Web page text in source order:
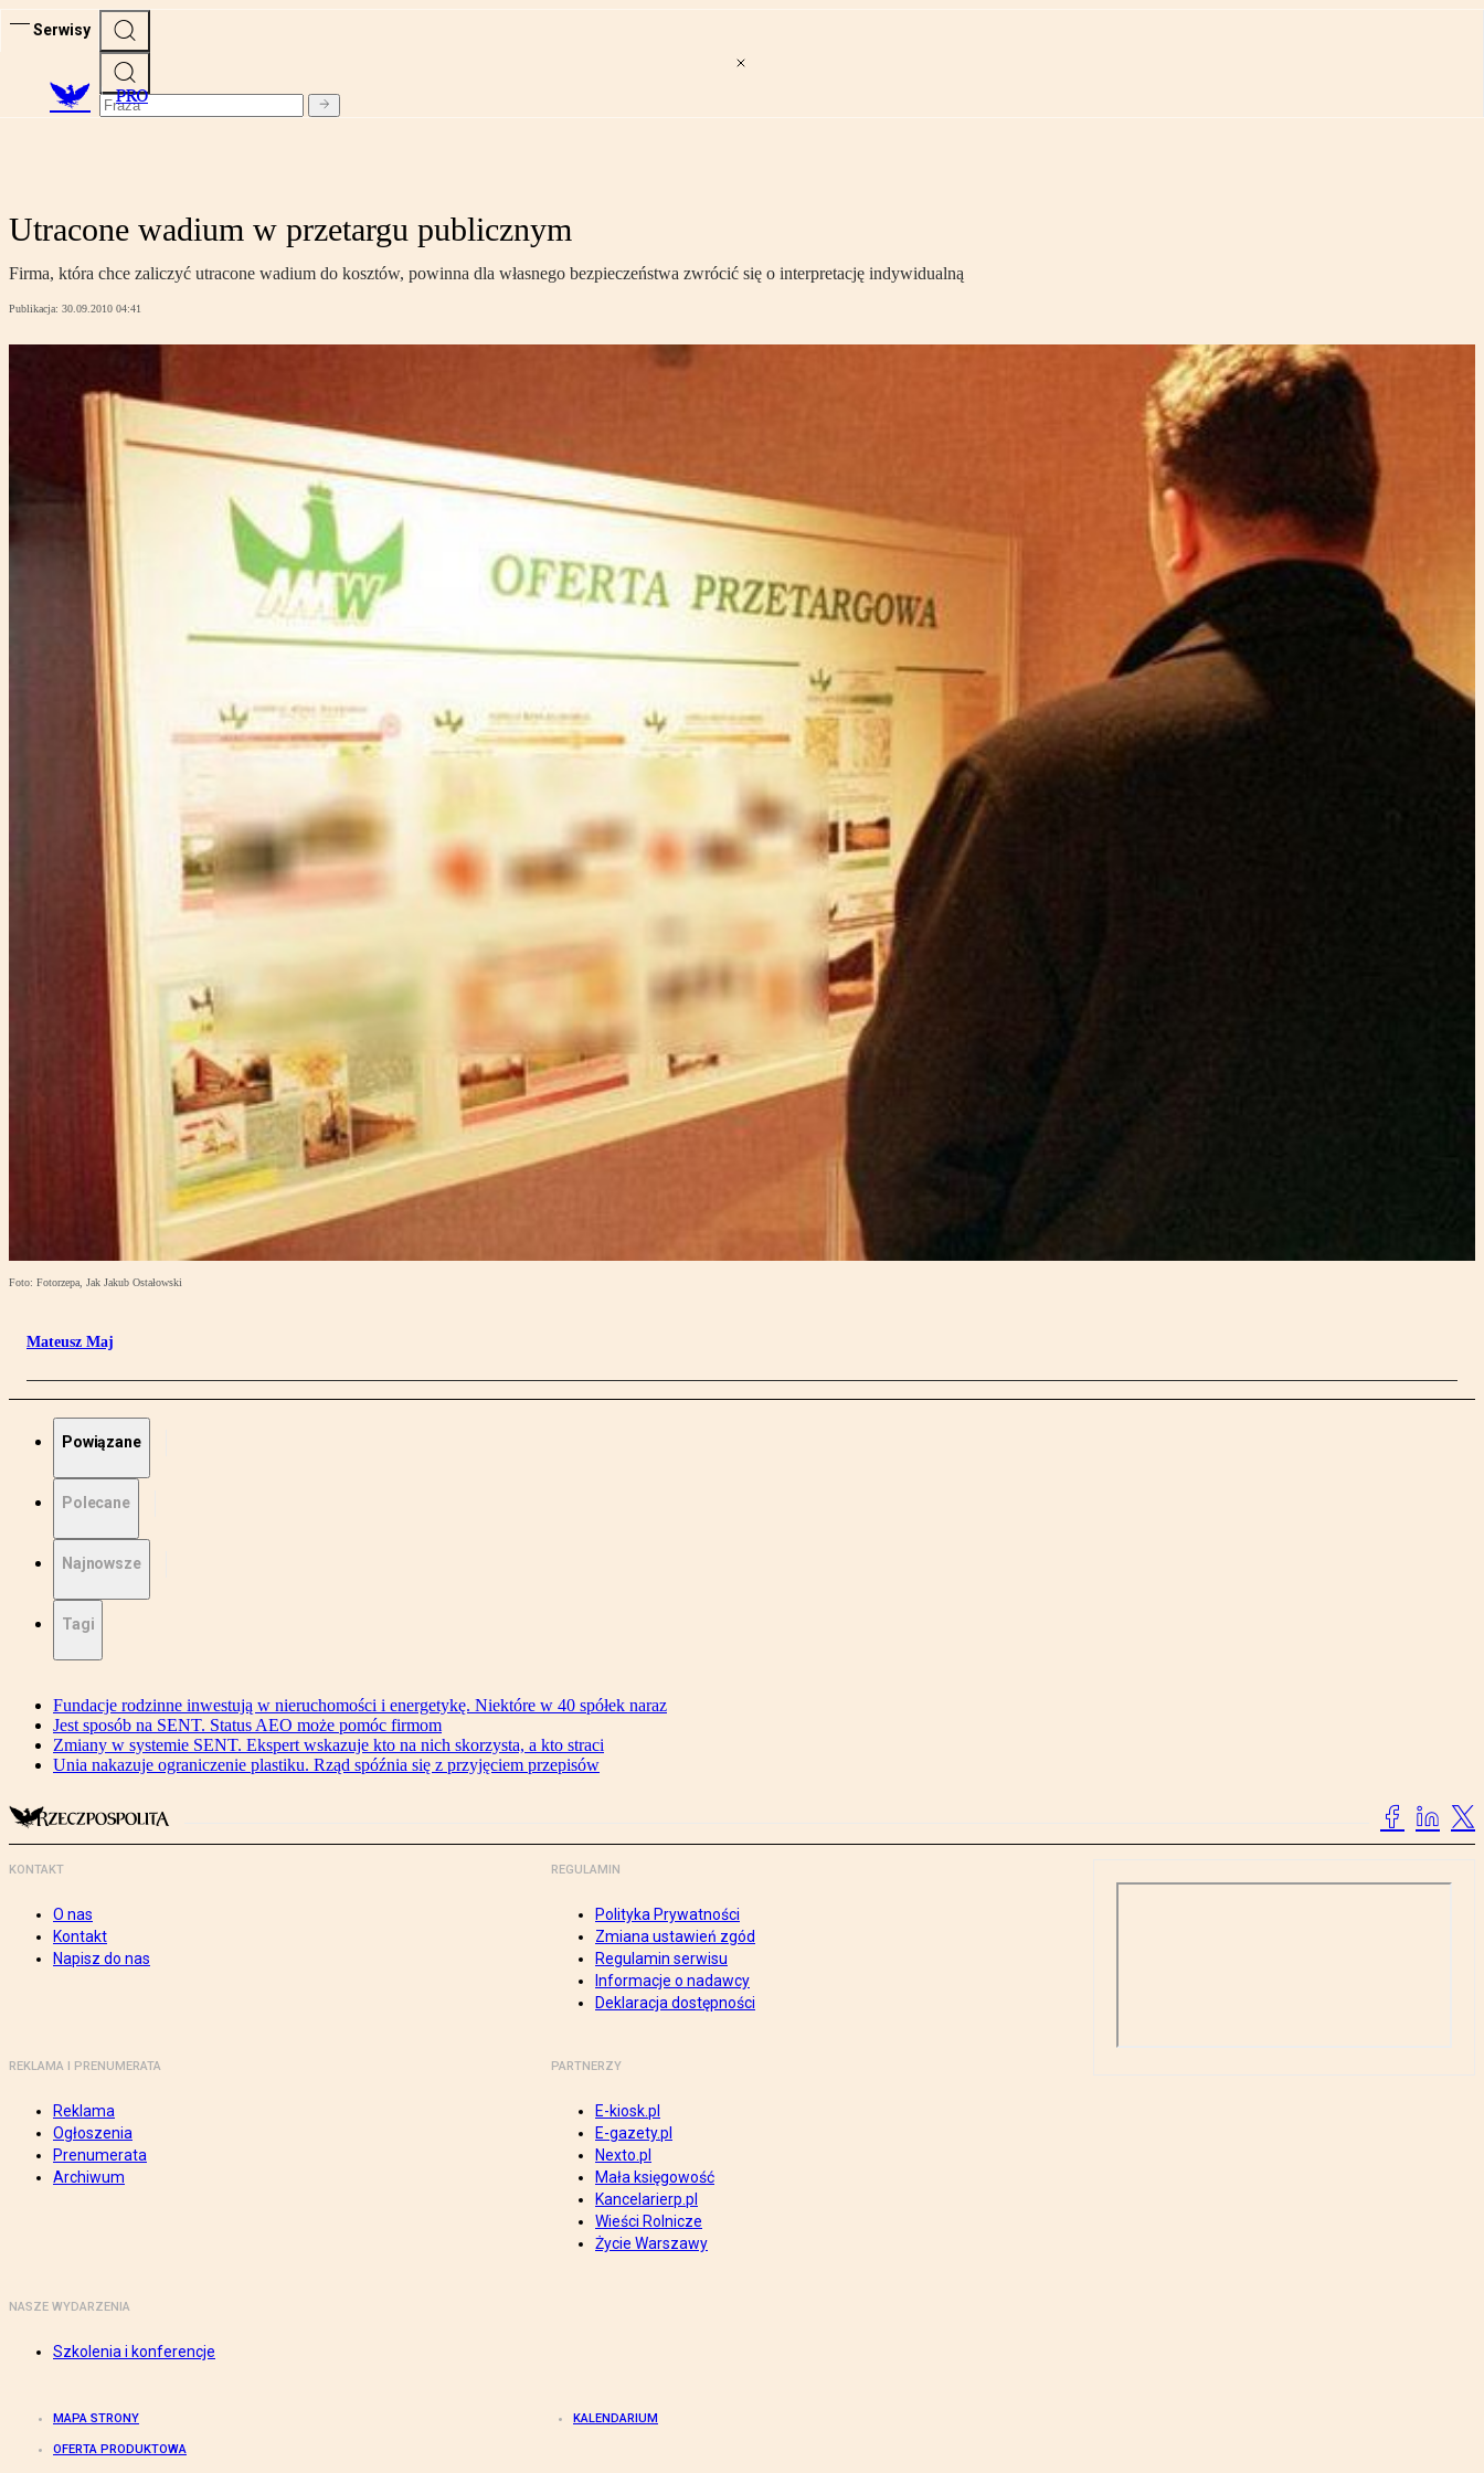
Serwisy
PRO
Utracone wadium w przetargu publicznym
Firma, która chce zaliczyć utracone wadium do kosztów, powinna dla własnego bezpieczeństwa zwrócić się o interpretację indywidualną
Publikacja: 30.09.2010 04:41
Foto: Fotorzepa, Jak Jakub Ostałowski
Mateusz Maj
Powiązane
Polecane
Najnowsze
Tagi
Fundacje rodzinne inwestują w nieruchomości i energetykę. Niektóre w 40 spółek naraz
Jest sposób na SENT. Status AEO może pomóc firmom
Zmiany w systemie SENT. Ekspert wskazuje kto na nich skorzysta, a kto straci
Unia nakazuje ograniczenie plastiku. Rząd spóźnia się z przyjęciem przepisów
KONTAKT
O nas
Kontakt
Napisz do nas
REGULAMIN
Polityka Prywatności
Zmiana ustawień zgód
Regulamin serwisu
Informacje o nadawcy
Deklaracja dostępności
REKLAMA I PRENUMERATA
Reklama
Ogłoszenia
Prenumerata
Archiwum
PARTNERZY
E-kiosk.pl
E-gazety.pl
Nexto.pl
Mała księgowość
Kancelarierp.pl
Wieści Rolnicze
Życie Warszawy
NASZE WYDARZENIA
Szkolenia i konferencje
MAPA STRONY KALENDARIUM
OFERTA PRODUKTOWA